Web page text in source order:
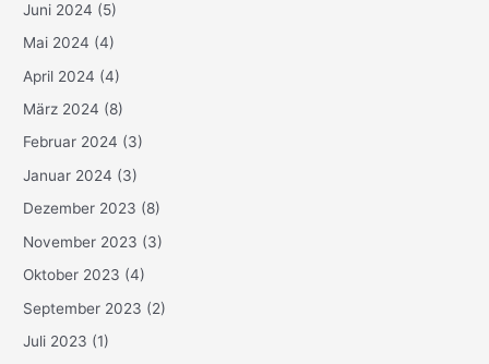
Juni 2024 (5)
Mai 2024 (4)
April 2024 (4)
März 2024 (8)
Februar 2024 (3)
Januar 2024 (3)
Dezember 2023 (8)
November 2023 (3)
Oktober 2023 (4)
September 2023 (2)
Juli 2023 (1)